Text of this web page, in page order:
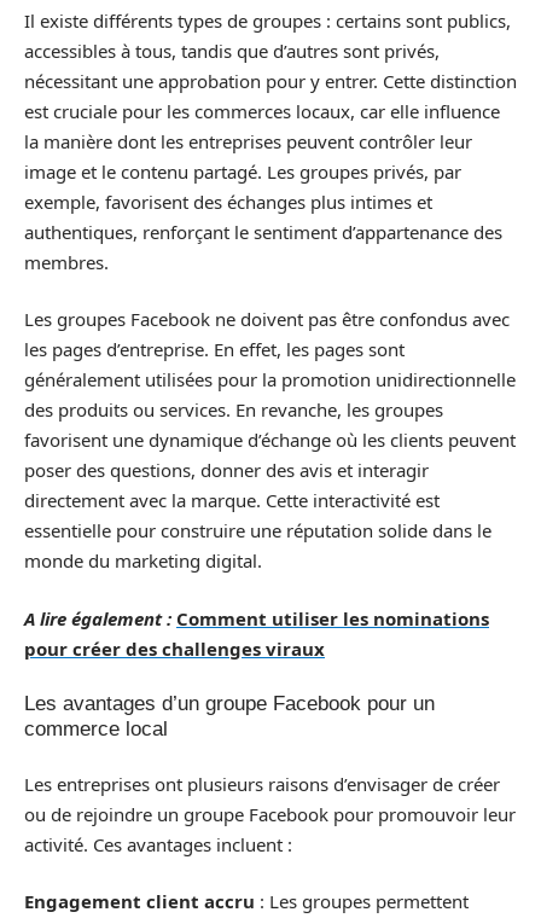
Il existe différents types de groupes : certains sont publics,
accessibles à tous, tandis que d’autres sont privés,
nécessitant une approbation pour y entrer. Cette distinction
est cruciale pour les commerces locaux, car elle influence
la manière dont les entreprises peuvent contrôler leur
image et le contenu partagé. Les groupes privés, par
exemple, favorisent des échanges plus intimes et
authentiques, renforçant le sentiment d’appartenance des
membres.
Les groupes Facebook ne doivent pas être confondus avec
les pages d’entreprise. En effet, les pages sont
généralement utilisées pour la promotion unidirectionnelle
des produits ou services. En revanche, les groupes
favorisent une dynamique d’échange où les clients peuvent
poser des questions, donner des avis et interagir
directement avec la marque. Cette interactivité est
essentielle pour construire une réputation solide dans le
monde du marketing digital.
A lire également : Comment utiliser les nominations
pour créer des challenges viraux
Les avantages d’un groupe Facebook pour un
commerce local
Les entreprises ont plusieurs raisons d’envisager de créer
ou de rejoindre un groupe Facebook pour promouvoir leur
activité. Ces avantages incluent :
Engagement client accru : Les groupes permettent